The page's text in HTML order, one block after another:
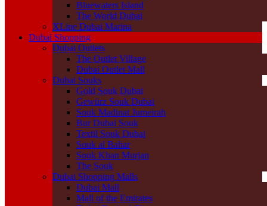
Bluewaters Island
The World Dubai
XLine Dubai Marina
Dubai Shopping
Dubai Outlets
The Outlet Village
Dubai Outlet Mall
Dubai Souks
Gold Souk Dubai
Gewürz Souk Dubai
Souk Madinat Jumeirah
Bur Dubai Souk
Textil Souk Dubai
Souk al Bahar
Souk Khan Murjan
The Souk
Dubai Shopping Malls
Dubai Mall
Mall of the Emirates